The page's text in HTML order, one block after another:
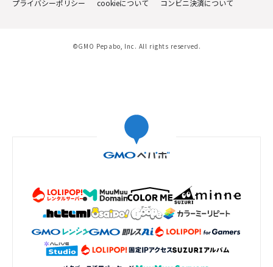
プライバシーポリシー
cookieについて コンビニ決済について
©GMO Pepabo, Inc. All rights reserved.